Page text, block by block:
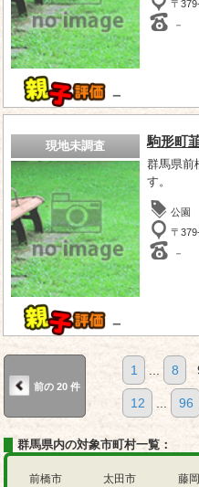
－
〒
－
現地未調査
－
駒形町
群馬県前
す。
公園
〒
－
前の 20 件
1 8
12 96
群馬県内の対象市町村一覧：
前橋市
太田市
藤